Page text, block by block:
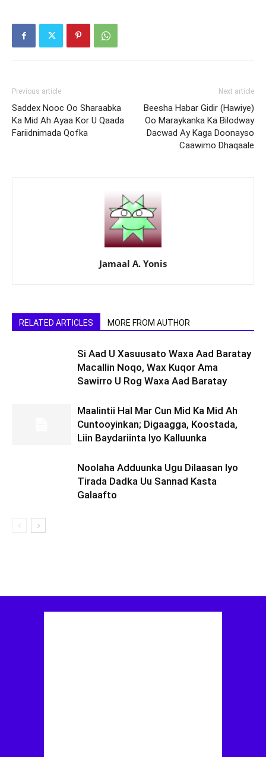
Previous article
Saddex Nooc Oo Sharaabka
Ka Mid Ah Ayaa Kor U Qaada
Fariidnimada Qofka
Next article
Beesha Habar Gidir (Hawiye)
Oo Maraykanka Ka Bilodway
Dacwad Ay Kaga Doonayso
Caawimo Dhaqaale
Jamaal A. Yonis
RELATED ARTICLES MORE FROM AUTHOR
Si Aad U Xasuusato Waxa Aad Baratay
Macallin Noqo, Wax Kuqor Ama
Sawirro U Rog Waxa Aad Baratay
Maalintii Hal Mar Cun Mid Ka Mid Ah
Cuntooyinkan; Digaagga, Koostada,
Liin Baydariinta Iyo Kalluunka
Noolaha Adduunka Ugu Dilaasan Iyo
Tirada Dadka Uu Sannad Kasta
Galaafto